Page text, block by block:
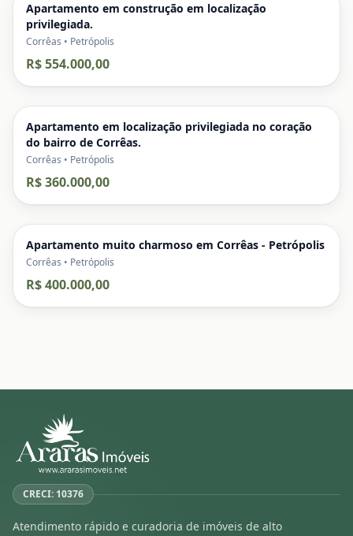
Apartamento em construção em localização
privilegiada.
Corrêas • Petrópolis
R$ 554.000,00
Apartamento em localização privilegiada no coração
do bairro de Corrêas.
Corrêas • Petrópolis
R$ 360.000,00
Apartamento muito charmoso em Corrêas - Petrópolis
Corrêas • Petrópolis
R$ 400.000,00
CRECI: 10376
Atendimento rápido e curadoria de imóveis de alto